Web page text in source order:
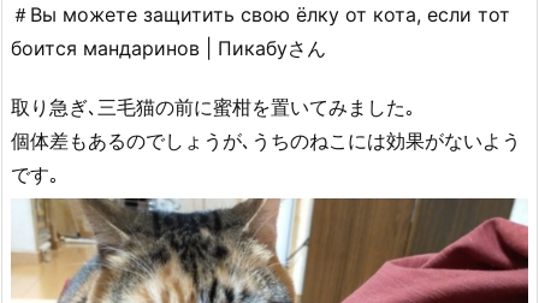
＃Вы можете защитить свою ёлку от кота, если тот
боится мандаринов | Пикабуさん
取り急ぎ､三毛猫の前に蜜柑を置いてみました｡
個体差もあるのでしょうが､うちのねこには効果がないよう
です｡